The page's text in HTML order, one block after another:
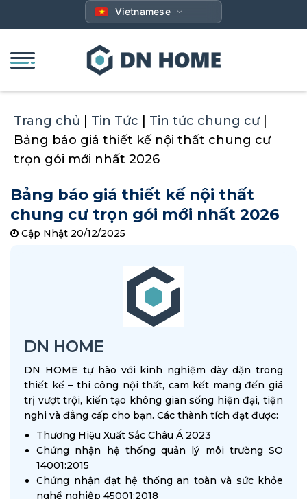
qua
dung
Vietnamese
Trang chủ Tin Tức Tin tức chung cư
Bảng báo giá thiết kế nội thất chung cư
trọn gói mới nhất 2026
Bảng báo giá thiết kế nội thất
chung cư trọn gói mới nhất 2026
Cập Nhật 20/12/2025
DN HOME
DN HOME tự hào với kinh nghiệm dày dặn trong
thiết kế – thi công nội thất, cam kết mang đến giá
trị vượt trội, kiến tạo không gian sống hiện đại, tiện
nghi và đẳng cấp cho bạn. Các thành tích đạt được:
Thương Hiệu Xuất Sắc Châu Á 2023
Chứng nhận hệ thống quản lý môi trường SO
14001:2015
Chứng nhận đạt hệ thống an toàn và sức khỏe
nghề nghiệp 45001:2018